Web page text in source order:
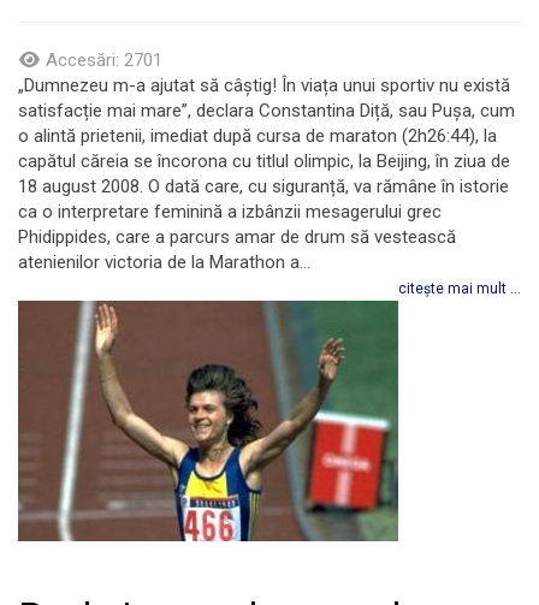
Accesări: 2701
„Dumnezeu m-a ajutat să câștig! În viața unui sportiv nu există
satisfacție mai mare”, declara Constantina Diță, sau Pușa, cum
o alintă prietenii, imediat după cursa de maraton (2h26:44), la
capătul căreia se încorona cu titlul olimpic, la Beijing, în ziua de
18 august 2008. O dată care, cu siguranță, va rămâne în istorie
ca o interpretare feminină a izbânzii mesagerului grec
Phidippides, care a parcurs amar de drum să vestească
atenienilor victoria de la Marathon a...
citește mai mult ...